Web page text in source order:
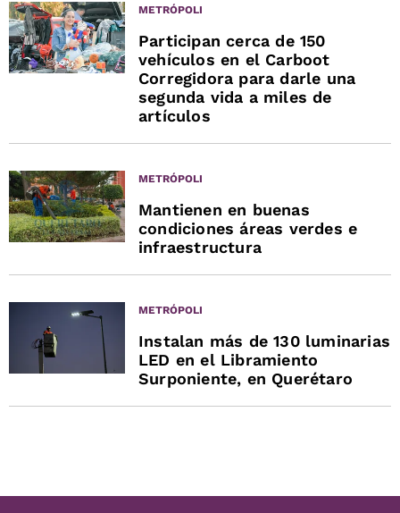
METRÓPOLI
Participan cerca de 150
vehículos en el Carboot
Corregidora para darle una
segunda vida a miles de
artículos
METRÓPOLI
Mantienen en buenas
condiciones áreas verdes e
infraestructura
METRÓPOLI
Instalan más de 130 luminarias
LED en el Libramiento
Surponiente, en Querétaro